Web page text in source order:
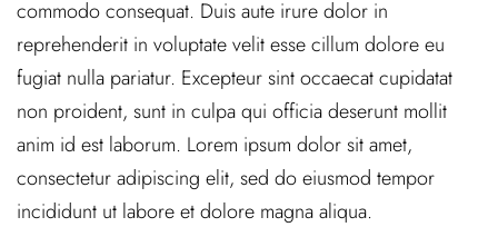
commodo consequat. Duis aute irure dolor in
reprehenderit in voluptate velit esse cillum dolore eu
fugiat nulla pariatur. Excepteur sint occaecat cupidatat
non proident, sunt in culpa qui officia deserunt mollit
anim id est laborum. Lorem ipsum dolor sit amet,
consectetur adipiscing elit, sed do eiusmod tempor
incididunt ut labore et dolore magna aliqua.